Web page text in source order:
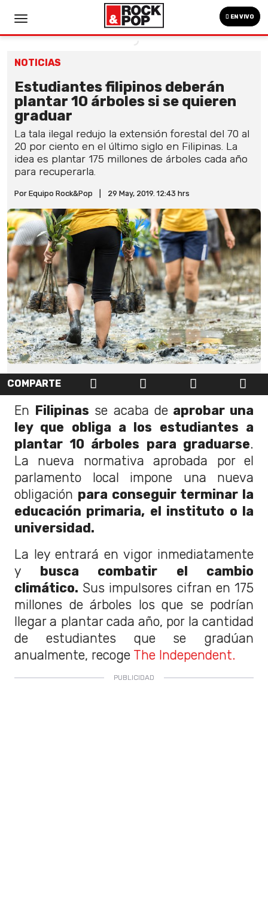
EN VIVO
NOTICIAS
Estudiantes filipinos deberán
plantar 10 árboles si se quieren
graduar
La tala ilegal redujo la extensión forestal del 70 al
20 por ciento en el último siglo en Filipinas. La
idea es plantar 175 millones de árboles cada año
para recuperarla.
Por Equipo Rock&Pop 29 May, 2019. 12:43 hrs
COMPARTE
En Filipinas se acaba deaprobar una
ley que obliga a los estudiantes a
plantar 10 árboles para graduarse.
La nueva normativa aprobada por el
parlamento local impone una nueva
obligación para conseguir terminar la
educación primaria, el instituto o la
universidad.
La ley entrará en vigor inmediatamente
y busca combatir el cambio
climático. Sus impulsores cifran en 175
millones de árboles los que se podrían
llegar a plantar cada año, por la cantidad
de estudiantes que se gradúan
anualmente, recoge The Independent.